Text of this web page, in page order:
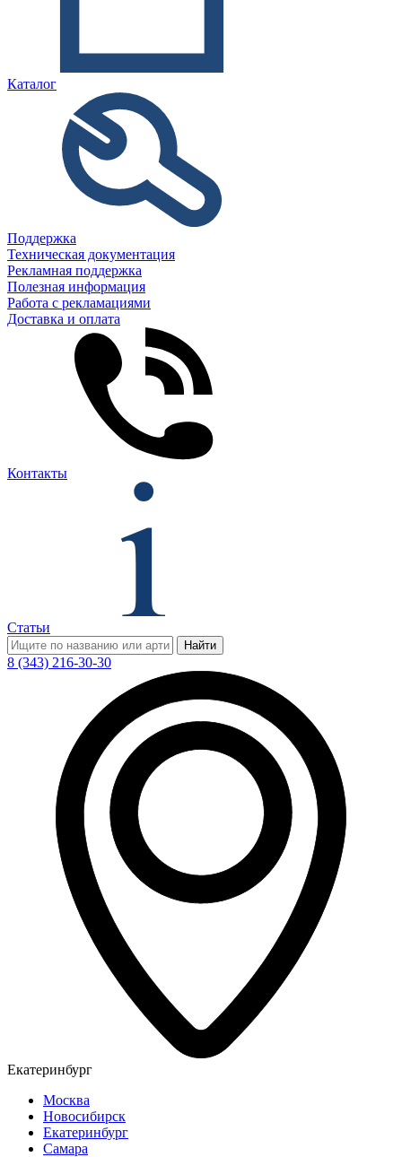
Каталог
Поддержка
Техническая документация
Рекламная поддержка
Полезная информация
Работа с рекламациями
Доставка и оплата
Контакты
Статьи
Найти
8 (343) 216-30-30
Екатеринбург
Москва
Новосибирск
Екатеринбург
Самара